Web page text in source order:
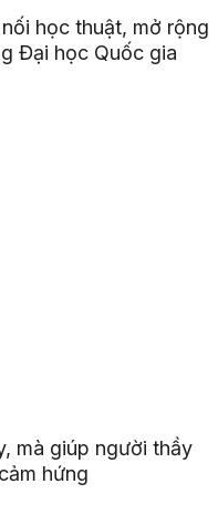
học thuật, mở rộng
Đại học Quốc gia
mà giúp người thầy
hứng